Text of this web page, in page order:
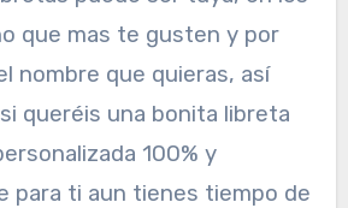
que mas te gusten y por
nombre que quieras, así
queréis una bonita libreta
100% y
para ti aun tienes tiempo de